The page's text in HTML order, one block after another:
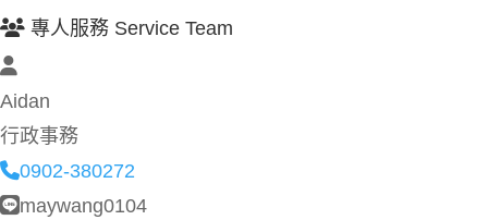
專人服務 Service Team
Aidan
行政事務
0902-380272
maywang0104